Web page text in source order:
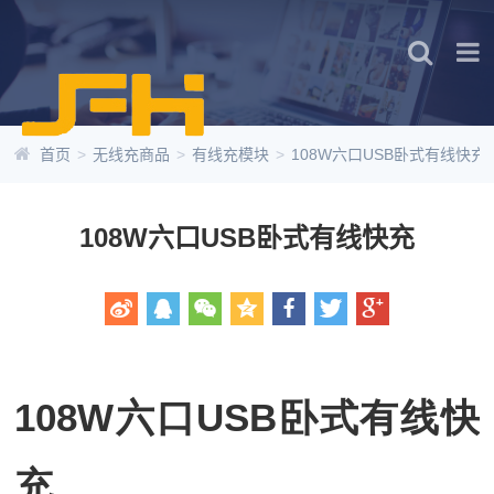
首页 > 无线充商品 > 有线充模块 > 108W六口USB卧式有线快充
108W六口USB卧式有线快充
108W六口USB卧式有线快